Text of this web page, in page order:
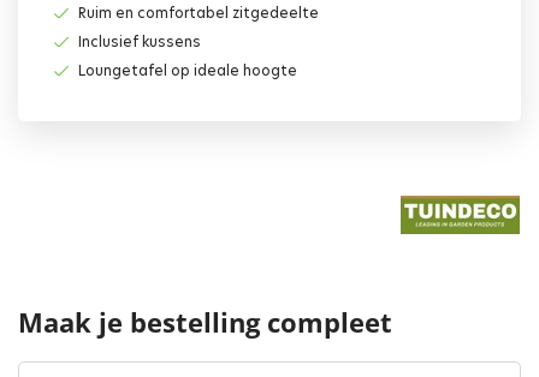
Ruim en comfortabel zitgedeelte
Inclusief kussens
Loungetafel op ideale hoogte
Maak je bestelling compleet